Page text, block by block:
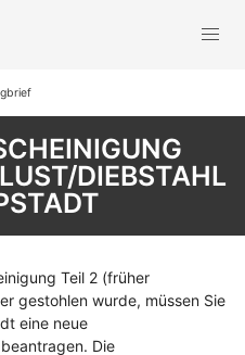
DIEBSTAHL
Teil 2 (früher
gestohlen wurde, müssen Sie
eine neue
Die